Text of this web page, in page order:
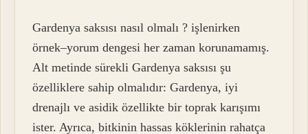
Gardenya saksısı nasıl olmalı ? işlenirken
örnek–yorum dengesi her zaman korunamamış.
Alt metinde sürekli Gardenya saksısı şu
özelliklere sahip olmalıdır: Gardenya, iyi
drenajlı ve asidik özellikte bir toprak karışımı
ister. Ayrıca, bitkinin hassas köklerinin rahatça